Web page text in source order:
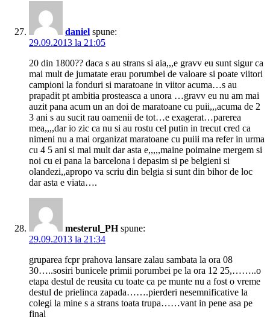
daniel spune:
29.09.2013 la 21:05
20 din 1800?? daca s au strans si aia,,,e gravv eu sunt sigur ca
mai mult de jumatate erau porumbei de valoare si poate viitori
campioni la fonduri si maratoane in viitor acuma…s au
prapadit pt ambitia prosteasca a unora …gravv eu nu am mai
auzit pana acum un an doi de maratoane cu puii,,,acuma de 2
3 ani s au sucit rau oamenii de tot…e exagerat…parerea
mea,,,,dar io zic ca nu si au rostu cel putin in trecut cred ca
nimeni nu a mai organizat maratoane cu puiii ma refer in urma
cu 4 5 ani si mai mult dar asta e,,,,,maine poimaine mergem si
noi cu ei pana la barcelona i depasim si pe belgieni si
olandezi,,apropo va scriu din belgia si sunt din bihor de loc
dar asta e viata….
mesterul_PH spune:
29.09.2013 la 21:34
gruparea fcpr prahova lansare zalau sambata la ora 08
30…..sosiri bunicele primii porumbei pe la ora 12 25,……..o
etapa destul de reusita cu toate ca pe munte nu a fost o vreme
destul de prielinca zapada…….pierderi nesemnificative la
colegi la mine s a strans toata trupa……vant in pene asa pe
final